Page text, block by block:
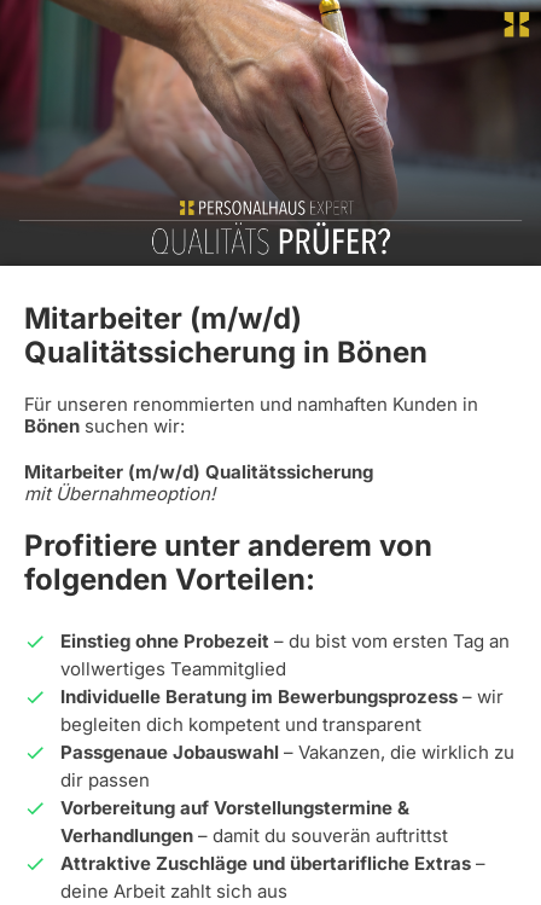
Mitarbeiter (m/w/d)
Qualitätssicherung in Bönen
Für unseren renommierten und namhaften Kunden in
Bönen suchen wir:
Mitarbeiter (m/w/d) Qualitätssicherung
mit Übernahmeoption!
Profitiere unter anderem von
folgenden Vorteilen:
Einstieg ohne Probezeit – du bist vom ersten Tag an
vollwertiges Teammitglied
Individuelle Beratung im Bewerbungsprozess – wir
begleiten dich kompetent und transparent
Passgenaue Jobauswahl – Vakanzen, die wirklich zu
dir passen
Vorbereitung auf Vorstellungstermine &
Verhandlungen – damit du souverän auftrittst
Attraktive Zuschläge und übertarifliche Extras –
deine Arbeit zahlt sich aus